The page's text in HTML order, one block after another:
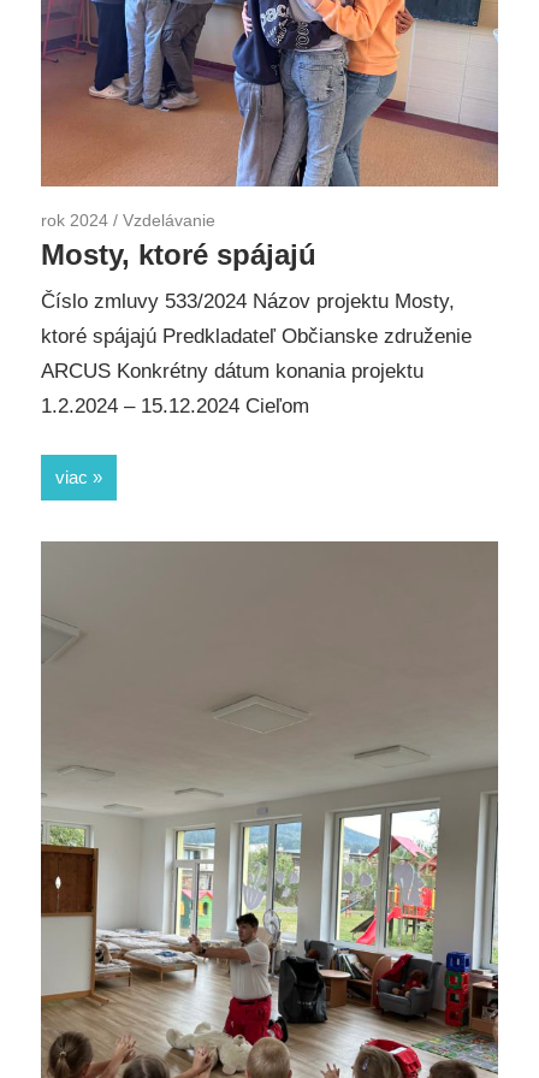
rok 2024 / Vzdelávanie
Mosty, ktoré spájajú
Číslo zmluvy 533/2024 Názov projektu Mosty,
ktoré spájajú Predkladateľ Občianske združenie
ARCUS Konkrétny dátum konania projektu
1.2.2024 – 15.12.2024 Cieľom
viac